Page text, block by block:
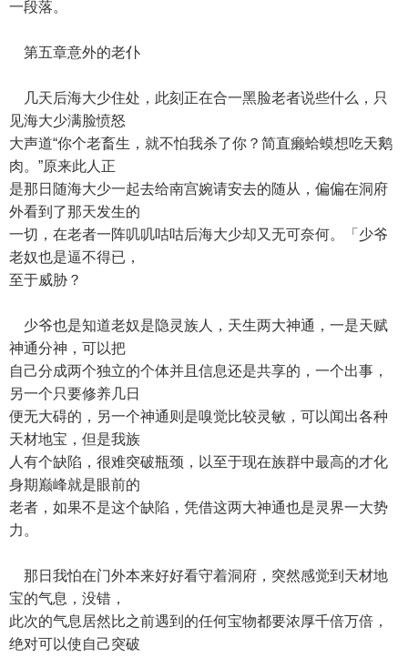
一段落。
第五章意外的老仆
几天后海大少住处，此刻正在合一黑脸老者说些什么，只
见海大少满脸愤怒
大声道“你个老畜生，就不怕我杀了你？简直癞蛤蟆想吃天鹅
肉。”原来此人正
是那日随海大少一起去给南宫婉请安去的随从，偏偏在洞府
外看到了那天发生的
一切，在老者一阵叽叽咕咕后海大少却又无可奈何。「少爷
老奴也是逼不得已，
至于威胁？
少爷也是知道老奴是隐灵族人，天生两大神通，一是天赋
神通分神，可以把
自己分成两个独立的个体并且信息还是共享的，一个出事，
另一个只要修养几日
便无大碍的，另一个神通则是嗅觉比较灵敏，可以闻出各种
天材地宝，但是我族
人有个缺陷，很难突破瓶颈，以至于现在族群中最高的才化
身期巅峰就是眼前的
老者，如果不是这个缺陷，凭借这两大神通也是灵界一大势
力。
那日我怕在门外本来好好看守着洞府，突然感觉到天材地
宝的气息，没错，
此次的气息居然比之前遇到的任何宝物都要浓厚千倍万倍，
绝对可以使自己突破